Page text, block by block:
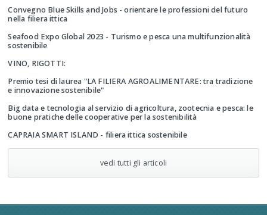
Convegno Blue Skills and Jobs - orientare le professioni del futuro
nella filiera ittica
Seafood Expo Global 2023 - Turismo e pesca una multifunzionalità
sostenibile
VINO, RIGOTTI:
Premio tesi di laurea "LA FILIERA AGROALIMENTARE: tra tradizione
e innovazione sostenibile"
Big data e tecnologia al servizio di agricoltura, zootecnia e pesca: le
buone pratiche delle cooperative per la sostenibilità
CAPRAIA SMART ISLAND - filiera ittica sostenibile
vedi tutti gli articoli